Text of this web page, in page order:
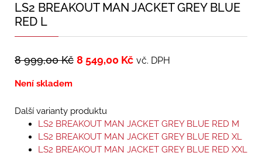
LS2 BREAKOUT MAN JACKET GREY BLUE
RED L
8 999,00Kč 8 549,00 Kč vč. DPH
Není skladem
Další varianty produktu
LS2 BREAKOUT MAN JACKET GREY BLUE RED M
LS2 BREAKOUT MAN JACKET GREY BLUE RED XL
LS2 BREAKOUT MAN JACKET GREY BLUE RED XXL